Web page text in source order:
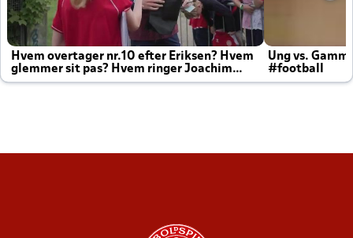
Hvem overtager nr.10 efter Eriksen? Hvem
glemmer sit pas? Hvem ringer Joachim
altid til efter kampe?
Ung vs.
#football